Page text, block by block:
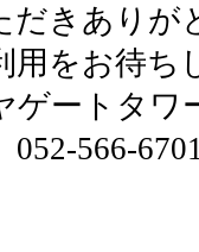
だきありが
用をお待ち
ゲートタワ
566-6701